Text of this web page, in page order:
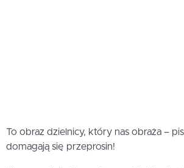
To obraz dzielnicy, który nas obraża –
domagają się przeprosin!